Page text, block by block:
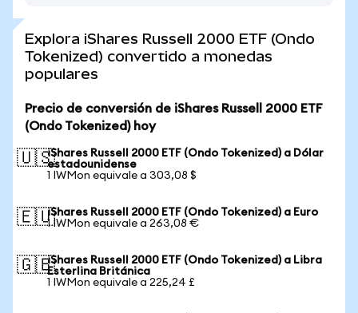
Explora iShares Russell 2000 ETF (Ondo
Tokenized) convertido a monedas
populares
Precio de conversión de iShares Russell 2000 ETF
(Ondo Tokenized) hoy
🇺🇸iShares Russell 2000 ETF (Ondo Tokenized) a Dólar
estadounidense
1 IWMon equivale a 303,08 $
🇪🇺iShares Russell 2000 ETF (Ondo Tokenized) a Euro
1 IWMon equivale a 263,08 €
🇬🇧iShares Russell 2000 ETF (Ondo Tokenized) a Libra
Esterlina Británica
1 IWMon equivale a 225,24 £